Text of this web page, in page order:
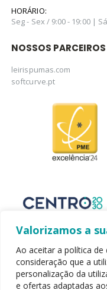
Valorizamos a
Ao aceitar a política
consideração que a
personalização da
e ofertas adaptadas
HORÁRIO:
Seg - Sex / 9:00 - 19:00 |
NOSSOS PARCEIROS
leirispumas.com
softcurve.pt
Copyright 2020 -